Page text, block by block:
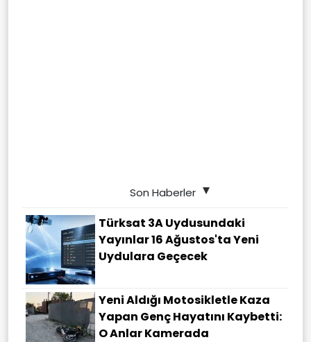
Son Haberler
Türksat 3A Uydusundaki
Yayınlar 16 Ağustos'ta Yeni
Uydulara Geçecek
Yeni Aldığı Motosikletle Kaza
Yapan Genç Hayatını Kaybetti:
O Anlar Kamerada